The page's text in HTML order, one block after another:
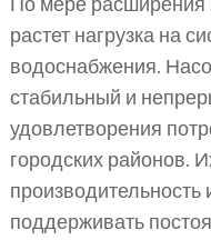
По мере
растет нагрузка на
водоснабжения.
стабильный и
удовлетворения
городских районов.
поддерживать